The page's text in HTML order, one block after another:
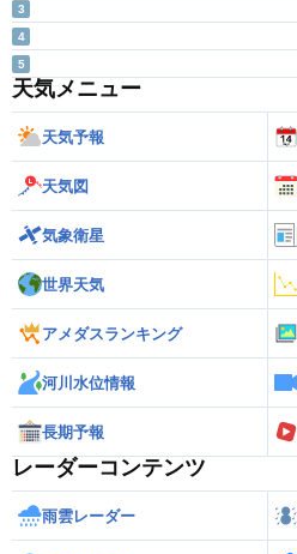
3
4
5
天気メニュー
天気予報
天気図
気象衛星
世界天気
アメダスランキング
河川水位情報
長期予報
レーダーコンテンツ
雨雲レーダー